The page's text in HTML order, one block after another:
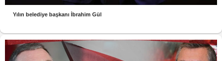
Yılın belediye başkanı İbrahim Gül